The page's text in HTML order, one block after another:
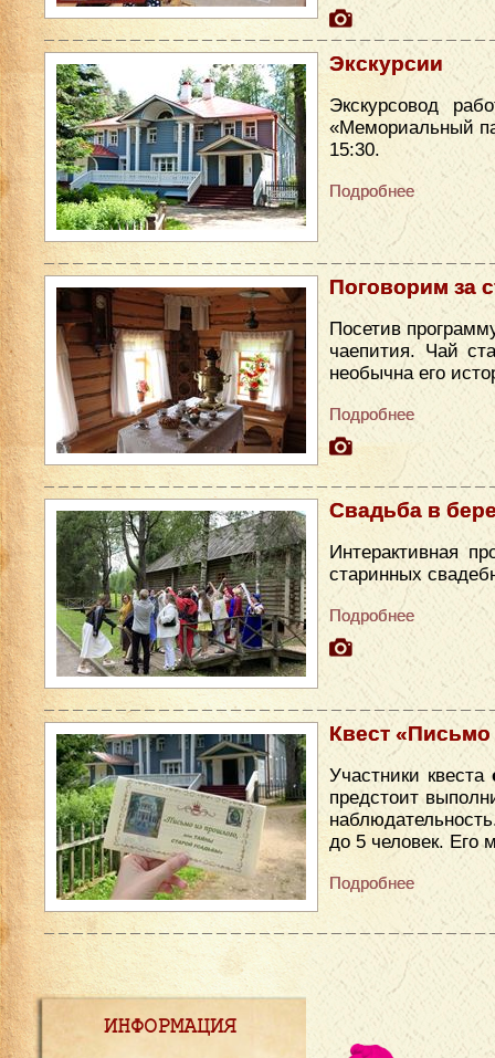
Экскурсии
Экскурсовод
«Мемориальный
15:30.
Подробнее
Поговорим за
Посетив
чаепития. Чай
необычна его
Подробнее
Свадьба в
Интерактивная
старинных
Подробнее
Квест
Участники квеста
предстоит
до 5 человек. Его
Подробнее
ИНФОРМАЦИЯ